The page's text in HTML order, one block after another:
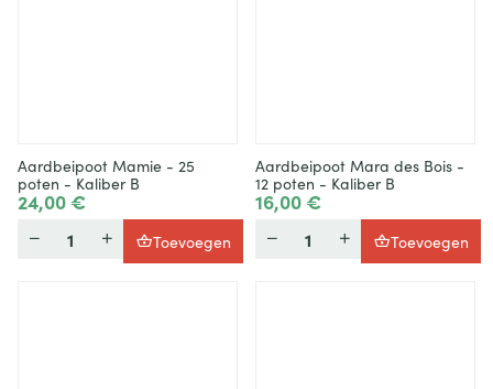
Aardbeipoot Mamie - 25
poten - Kaliber B
24,00 €
Hoeveelheid
Toevoegen
Aardbeipoot Mara des Bois -
12 poten - Kaliber B
16,00 €
Hoeveelheid
Toevoegen